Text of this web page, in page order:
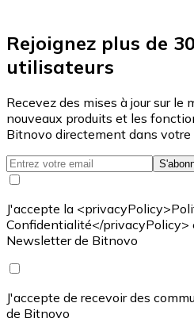
Rejoignez plus de
utilisateurs
Recevez des mises à jour sur le
nouveaux produits et les
Bitnovo directement dans votre
J'accepte la
Confidentialité</privacyPolicy>
Newsletter de Bitnovo
J'accepte de recevoir des
de Bitnovo